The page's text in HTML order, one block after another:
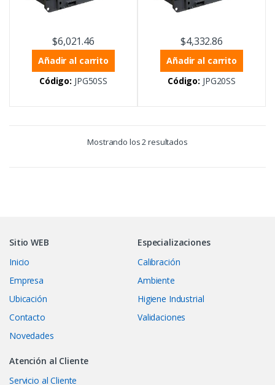
$6,021.46
Añadir al carrito
Código: JPG50SS
$4,332.86
Añadir al carrito
Código: JPG20SS
Mostrando los 2 resultados
Sitio WEB
Inicio
Empresa
Ubicación
Contacto
Novedades
Especializaciones
Calibración
Ambiente
Higiene Industrial
Validaciones
Atención al Cliente
Servicio al Cliente